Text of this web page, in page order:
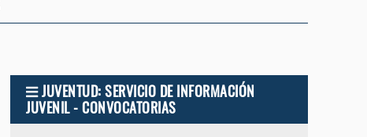
JUVENTUD: SERVICIO DE INFORMACIÓN
JUVENIL - CONVOCATORIAS